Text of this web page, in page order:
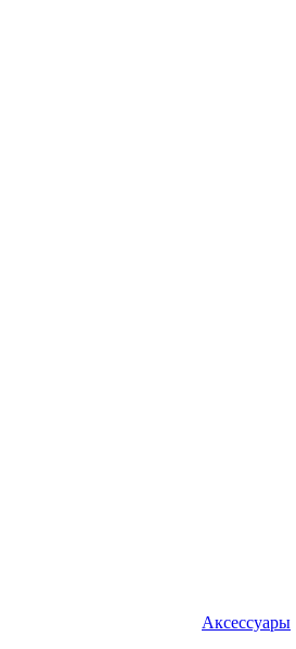
Аксессуары